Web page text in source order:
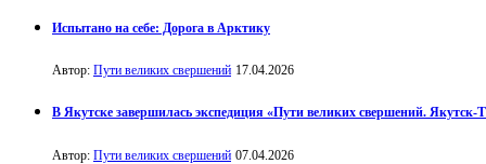
Испытано на себе: Дорога в Арктику
Автор: Пути великих свершений 17.04.2026
В Якутске завершилась экспедиция «Пути великих свершений. Якутск-
Автор: Пути великих свершений 07.04.2026